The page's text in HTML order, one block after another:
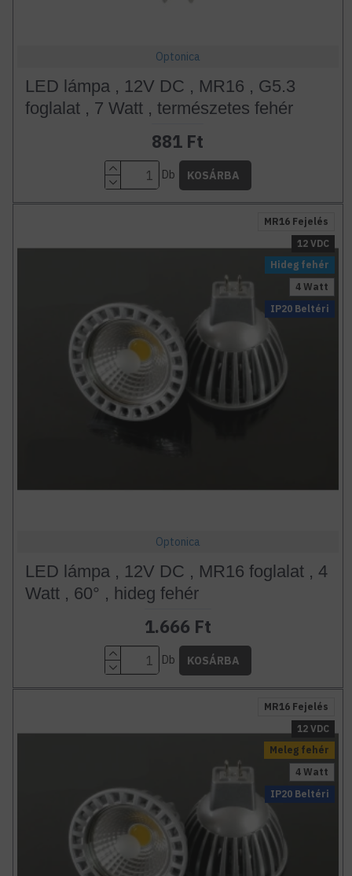
Optonica
LED lámpa , 12V DC , MR16 , G5.3
foglalat , 7 Watt , természetes fehér
881 Ft
Db KOSÁRBA
Hideg fehér
MR16 Fejelés
IP20 Beltéri
12 VDC
4 Watt
Optonica
LED lámpa , 12V DC , MR16 foglalat , 4
Watt , 60° , hideg fehér
1.666 Ft
Db KOSÁRBA
Meleg fehér
MR16 Fejelés
IP20 Beltéri
12 VDC
4 Watt